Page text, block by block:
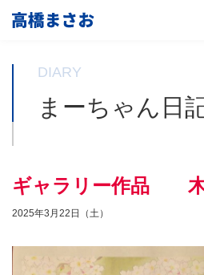
DIARY
まーちゃん日
ギャラリー作品
2025年3月22日（土）